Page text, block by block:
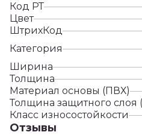
Код РТ
Цвет
ШтрихКод
Категория
Ширина
Толщина
Материал основы (ПВХ)
Толщина защитного слоя
Класс износостойкости
Отзывы